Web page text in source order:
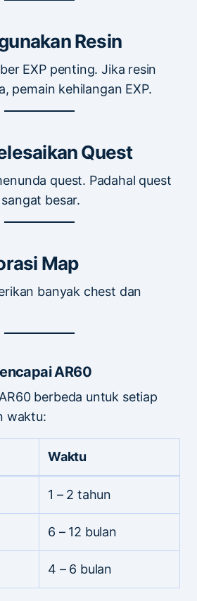
Resin
EXP penting. Jika resin
pemain kehilangan EXP.
Quest
quest. Padahal quest
besar.
Map
banyak chest dan
AR60
berbeda untuk setiap
waktu:
Waktu
1 – 2 tahun
6 – 12 bulan
4 – 6 bulan